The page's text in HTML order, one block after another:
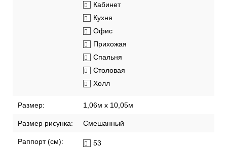
Кабинет
Кухня
Офис
Прихожая
Спальня
Столовая
Холл
Размер: 1,06м х 10,05м
Размер рисунка: Смешанный
Раппорт (см): 53